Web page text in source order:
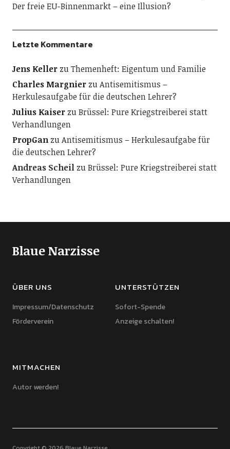
Der freie EU-Binnenmarkt – eine Illusion?
Letzte Kommentare
Jens KellerzuThemenheft: Eigentum und Familie
Charles MargnierzuAntisemitismus –
Herkulesaufgabe für die deutschen Lehrer?
Julius KaiserzuBrüssel: Pure Kriegstreiberei statt
Verhandlungen
PropGanzuAntisemitismus – Herkulesaufgabe für
die deutschen Lehrer?
Andreas ScheilzuBrüssel: Pure Kriegstreiberei statt
Verhandlungen
Blaue Narzisse
ÜBER UNS
Impressum/Datenschutz
Förderverein
UNTERSTÜTZEN
Sofort-Spende
Anzeige schalten!
MITMACHEN
Autor werden!